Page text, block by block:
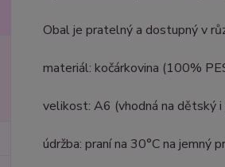
Obal je pratelný a dostupný v
materiál: kočárkovina (100%
velikost: A6 (vhodná na dětský i
údržba: praní na 30°C na jemný